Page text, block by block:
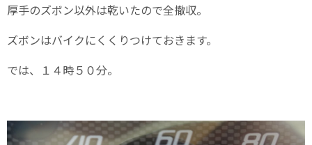
厚手のズボン以外は乾いたので全撤収。
ズボンはバイクにくくりつけておきます。
では、１４時５０分。